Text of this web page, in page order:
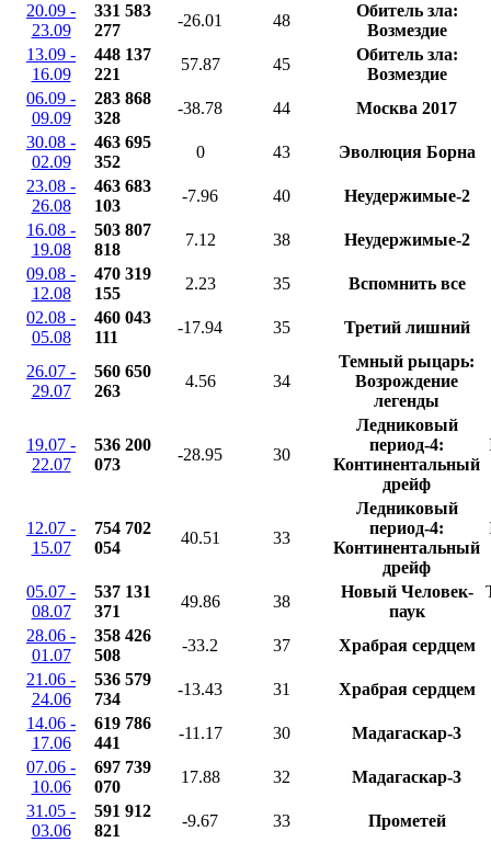
20.09 -
23.09
331 583
277
-26.01 48
Обитель зла:
Возмездие
13.09 -
16.09
448 137
221
57.87 45
Обитель зла:
Возмездие
06.09 -
09.09
283 868
328
-38.78 44
Москва 2017
30.08 -
02.09
463 695
352
0 43 Эволюция Борна
23.08 -
26.08
463 683
103
-7.96 40
Неудержимые-2
16.08 -
19.08
503 807
818
7.12 38
Неудержимые-2
09.08 -
12.08
470 319
155
2.23 35
Вспомнить все
02.08 -
05.08
460 043
111
-17.94 35 Третий лишний
26.07 -
29.07
560 650
263
4.56 34
Темный рыцарь:
Возрождение
легенды
19.07 -
22.07
536 200
073
-28.95 30
Ледниковый
период-4:
Континентальный
дрейф
12.07 -
15.07
754 702
054
40.51 33
Ледниковый
период-4:
Континентальный
дрейф
05.07 -
08.07
537 131
371
49.86 38
Новый Человек-
паук
28.06 -
01.07
358 426
508
-33.2 37
Храбрая сердцем
21.06 -
24.06
536 579
734
-13.43 31
Храбрая сердцем
14.06 -
17.06
619 786
441
-11.17 30
Мадагаскар-3
07.06 -
10.06
697 739
070
17.88 32
Мадагаскар-3
31.05 -
03.06
591 912
821
-9.67 33
Прометей